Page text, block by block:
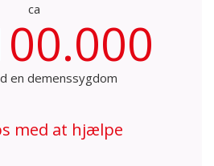
ca
en demenssygdom
med at hjælpe